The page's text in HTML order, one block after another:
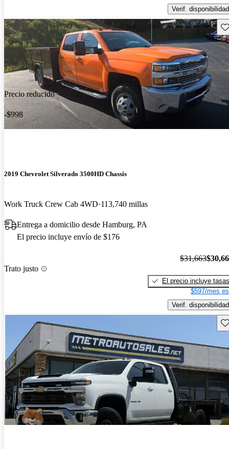
Verif. disponibilidad
Precio reducido
-$998
2019 Chevrolet Silverado 3500HD Chassis
Work Truck Crew Cab 4WD 113,740 millas
Entrega a domicilio desde Hamburg, PA
El precio incluye envío de $176
Trato justo
$31,663
El precio incluye tasas
$597/mes
Verif. disponibilidad